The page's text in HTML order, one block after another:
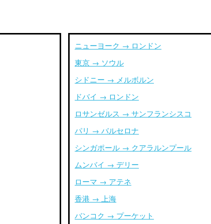
ニューヨーク → ロンドン
東京 → ソウル
シドニー → メルボルン
ドバイ → ロンドン
ロサンゼルス → サンフランシスコ
パリ → バルセロナ
シンガポール → クアラルンプール
ムンバイ → デリー
ローマ → アテネ
香港 → 上海
バンコク → プーケット